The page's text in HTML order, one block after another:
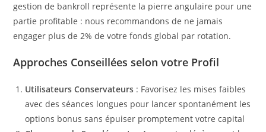
gestion de bankroll représente la pierre angulaire pour une
partie profitable : nous recommandons de ne jamais
engager plus de 2% de votre fonds global par rotation.
Approches Conseillées selon votre Profil
Utilisateurs Conservateurs : Favorisez les mises faibles
avec des séances longues pour lancer spontanément les
options bonus sans épuiser promptement votre capital